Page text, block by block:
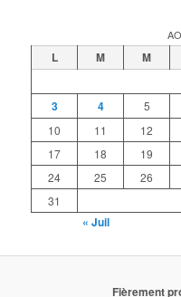
L M M
3
4 5
10
11 12
17
18 19
24
25 26
31
« Juil
Fièrement